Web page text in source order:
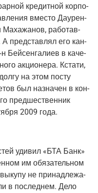
кре­дит­ной кор­по­
вме­сто Дау­рен­
Маха­жа­нов, рабо­тав­
пред­став­лял его кан­
Бей­сен­га­ли­ев в каче­
акци­о­не­ра. Кста­ти,
на этом посту
был назна­чен в кон­
пред­ше­ствен­ник
2009 года.
уди­вил «БТА Банк»
им обя­за­тель­ном
не при­над­ле­жа­
в послед­нем. Дело